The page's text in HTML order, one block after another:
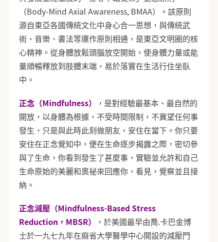
（Body-Mind Axial Awareness, BMAA）。該原則
源自東亞各國傳統文化中身心合一思想，與傳統武
術、音樂、書法等運作原則相通，是東亞文明圈的核
心精神。從身體放鬆頭腦放空開始，使身體力量或能
量順暢釋放到肢體末端，易於落實在生活行住坐臥
中。
正念（Mindfulness）
，是對經驗最基本、最自然的
開放，以身體為根據，不受時間限制，不冀望任何事
發生，只是與此時此刻做朋友，安住在當下。你只要
安住在正念覺知中，便在生命逐步揭露之際，密切參
與了生命，你看到發生了甚麼事，實驗並允許和自己
生命原始的美麗和奧祕來回應你，看見，覺察並且接
納。
正念減壓（Mindfulness-Based Stress
Reduction，MBSR）
，於美國最早由喬.卡巴金博
士於一九七九年在麻省大學醫學中心開設的減壓門